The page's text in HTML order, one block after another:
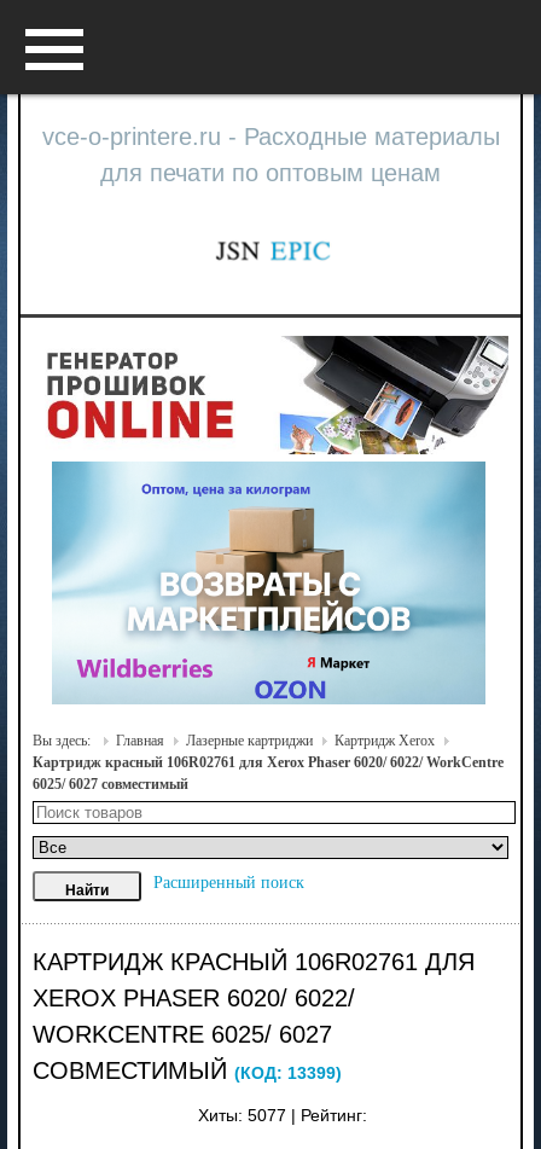
vce-o-printere.ru - Расходные материалы
для печати по оптовым ценам
Вы здесь: Главная Лазерные картриджи
Картридж Xerox
Картридж красный 106R02761 для Xerox Phaser 6020/ 6022/ WorkCentre
6025/ 6027 совместимый
Расширенный поиск
КАРТРИДЖ КРАСНЫЙ 106R02761 ДЛЯ
XEROX PHASER 6020/ 6022/
WORKCENTRE 6025/ 6027
СОВМЕСТИМЫЙ (КОД: 13399)
Хиты: 5077 Рейтинг: